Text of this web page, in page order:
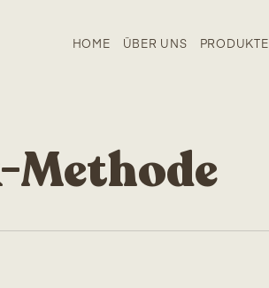
HOME ÜBER UNS PRODUKTE